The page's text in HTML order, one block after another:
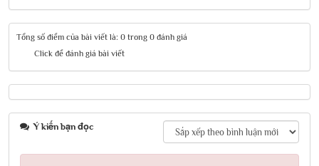
Tổng số điểm của bài viết là: 0 trong 0 đánh giá
Click để đánh giá bài viết
Ý kiến bạn đọc